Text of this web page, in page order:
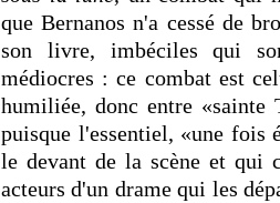
que Bernanos n'a cessé de
son livre, imbéciles qui
médiocres : ce combat est
humiliée, donc entre «sainte
puisque l'essentiel, «une fois
le devant de la scène et qui
acteurs d'un drame qui les